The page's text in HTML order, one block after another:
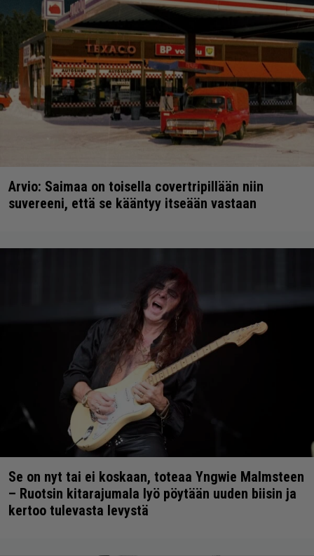
Arvio: Saimaa on toisella covertripillään niin
suvereeni, että se kääntyy itseään vastaan
Se on nyt tai ei koskaan, toteaa Yngwie Malmsteen
– Ruotsin kitarajumala lyö pöytään uuden biisin ja
kertoo tulevasta levystä